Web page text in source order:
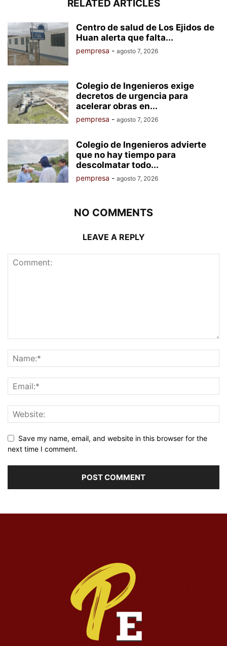
RELATED ARTICLES
Centro de salud de Los Ejidos de
Huan alerta que falta...
pempresa - agosto 7, 2026
Colegio de Ingenieros exige
decretos de urgencia para
acelerar obras en...
pempresa - agosto 7, 2026
Colegio de Ingenieros advierte
que no hay tiempo para
descolmatar todo...
pempresa - agosto 7, 2026
NO COMMENTS
LEAVE A REPLY
Save my name, email, and website in this browser for the
next time I comment.